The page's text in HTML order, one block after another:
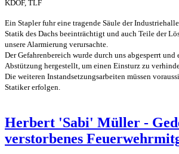
KDOF, TLF
Ein Stapler fuhr eine tragende Säule der
Statik des Dachs beeinträchtigt und auch Teile der
unsere Alarmierung verursachte.
Der Gefahrenbereich wurde durch uns abgesperrt
Abstützung hergestellt, um einen Einsturz zu
Die weiteren Instandsetzungsarbeiten müssen
Statiker erfolgen.
Herbert 'Sabi' Müller -
verstorbenes